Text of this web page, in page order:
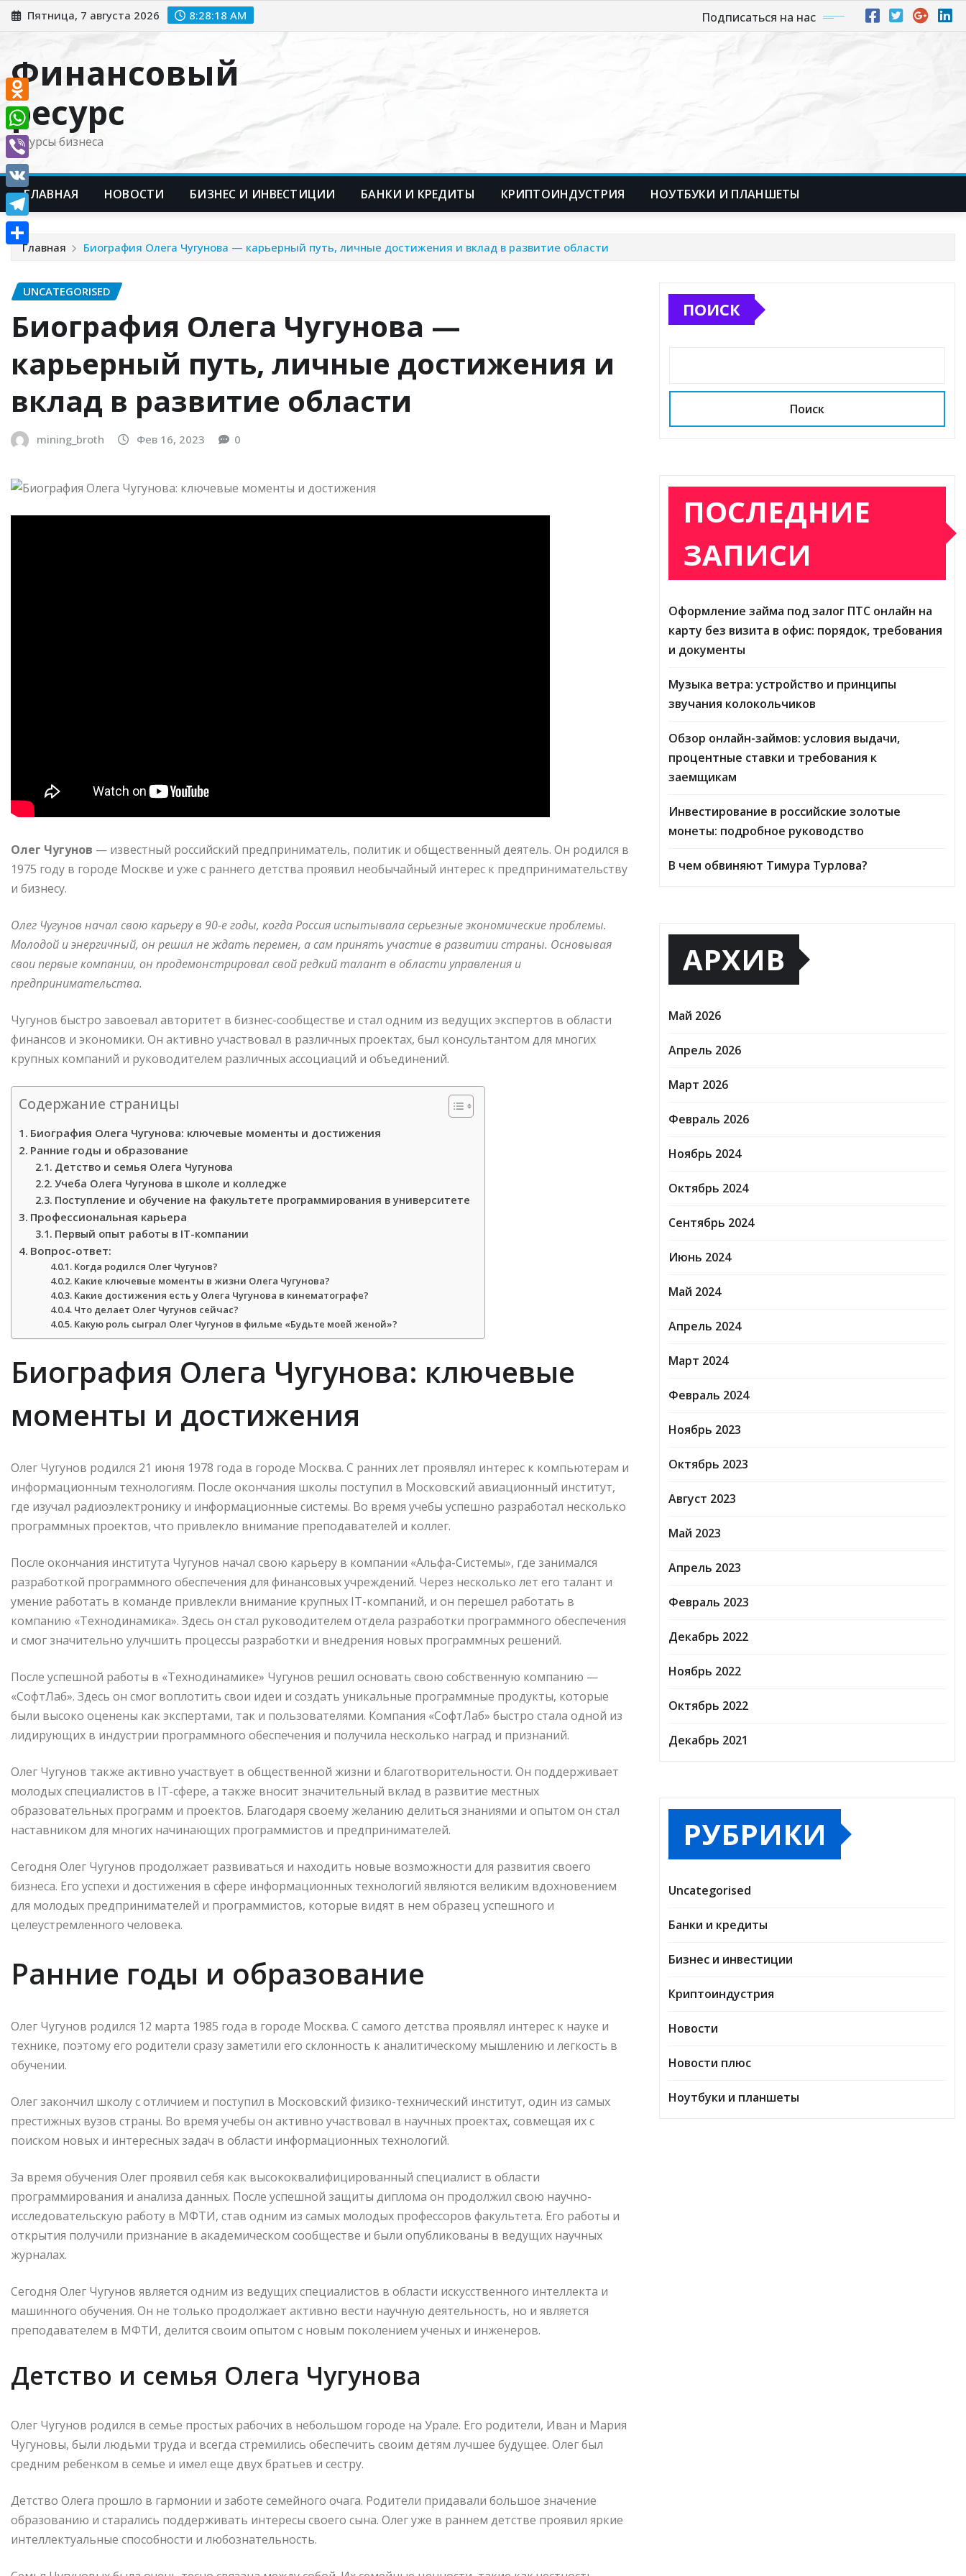
Перейти
к
Пятница, 7 августа 2026 8:28:19 AM Подписаться на нас
Финансовый
ресурс
Ресурсы бизнеса
ГЛАВНАЯ НОВОСТИ БИЗНЕС И ИНВЕСТИЦИИ БАНКИ И КРЕДИТЫ КРИПТОИНДУСТРИЯ НОУТБУКИ И ПЛАНШЕТЫ
Главная Биография Олега Чугунова — карьерный путь, личные достижения и вклад в развитие области
UNCATEGORISED
Биография Олега Чугунова —
карьерный путь, личные достижения и
вклад в развитие области
mining_broth Фев 16, 2023 0
Олег Чугунов — известный российский предприниматель, политик и общественный деятель. Он родился в
1975 году в городе Москве и уже с раннего детства проявил необычайный интерес к предпринимательству
и бизнесу.
Олег Чугунов начал свою карьеру в 90-е годы, когда Россия испытывала серьезные экономические проблемы.
Молодой и энергичный, он решил не ждать перемен, а сам принять участие в развитии страны. Основывая
свои первые компании, он продемонстрировал свой редкий талант в области управления и
предпринимательства.
Чугунов быстро завоевал авторитет в бизнес-сообществе и стал одним из ведущих экспертов в области
финансов и экономики. Он активно участвовал в различных проектах, был консультантом для многих
крупных компаний и руководителем различных ассоциаций и объединений.
Содержание страницы
Биография Олега Чугунова: ключевые моменты и достижения
Ранние годы и образование
Детство и семья Олега Чугунова
Учеба Олега Чугунова в школе и колледже
Поступление и обучение на факультете программирования в университете
Профессиональная карьера
Первый опыт работы в IT-компании
Вопрос-ответ:
Когда родился Олег Чугунов?
Какие ключевые моменты в жизни Олега Чугунова?
Какие достижения есть у Олега Чугунова в кинематографе?
Что делает Олег Чугунов сейчас?
Какую роль сыграл Олег Чугунов в фильме «Будьте моей женой»?
Биография Олега Чугунова: ключевые
моменты и достижения
Олег Чугунов родился 21 июня 1978 года в городе Москва. С ранних лет проявлял интерес к компьютерам и
информационным технологиям. После окончания школы поступил в Московский авиационный институт,
где изучал радиоэлектронику и информационные системы. Во время учебы успешно разработал несколько
программных проектов, что привлекло внимание преподавателей и коллег.
После окончания института Чугунов начал свою карьеру в компании «Альфа-Системы», где занимался
разработкой программного обеспечения для финансовых учреждений. Через несколько лет его талант и
умение работать в команде привлекли внимание крупных IT-компаний, и он перешел работать в
компанию «Технодинамика». Здесь он стал руководителем отдела разработки программного обеспечения
и смог значительно улучшить процессы разработки и внедрения новых программных решений.
После успешной работы в «Технодинамике» Чугунов решил основать свою собственную компанию —
«СофтЛаб». Здесь он смог воплотить свои идеи и создать уникальные программные продукты, которые
были высоко оценены как экспертами, так и пользователями. Компания «СофтЛаб» быстро стала одной из
лидирующих в индустрии программного обеспечения и получила несколько наград и признаний.
Олег Чугунов также активно участвует в общественной жизни и благотворительности. Он поддерживает
молодых специалистов в IT-сфере, а также вносит значительный вклад в развитие местных
образовательных программ и проектов. Благодаря своему желанию делиться знаниями и опытом он стал
наставником для многих начинающих программистов и предпринимателей.
Сегодня Олег Чугунов продолжает развиваться и находить новые возможности для развития своего
бизнеса. Его успехи и достижения в сфере информационных технологий являются великим вдохновением
для молодых предпринимателей и программистов, которые видят в нем образец успешного и
целеустремленного человека.
Ранние годы и образование
Олег Чугунов родился 12 марта 1985 года в городе Москва. С самого детства проявлял интерес к науке и
технике, поэтому его родители сразу заметили его склонность к аналитическому мышлению и легкость в
обучении.
Олег закончил школу с отличием и поступил в Московский физико-технический институт, один из самых
престижных вузов страны. Во время учебы он активно участвовал в научных проектах, совмещая их с
поиском новых и интересных задач в области информационных технологий.
За время обучения Олег проявил себя как высококвалифицированный специалист в области
программирования и анализа данных. После успешной защиты диплома он продолжил свою научно-
исследовательскую работу в МФТИ, став одним из самых молодых профессоров факультета. Его работы и
открытия получили признание в академическом сообществе и были опубликованы в ведущих научных
журналах.
Сегодня Олег Чугунов является одним из ведущих специалистов в области искусственного интеллекта и
машинного обучения. Он не только продолжает активно вести научную деятельность, но и является
преподавателем в МФТИ, делится своим опытом с новым поколением ученых и инженеров.
Детство и семья Олега Чугунова
Олег Чугунов родился в семье простых рабочих в небольшом городе на Урале. Его родители, Иван и Мария
Чугуновы, были людьми труда и всегда стремились обеспечить своим детям лучшее будущее. Олег был
средним ребенком в семье и имел еще двух братьев и сестру.
Детство Олега прошло в гармонии и заботе семейного очага. Родители придавали большое значение
образованию и старались поддерживать интересы своего сына. Олег уже в раннем детстве проявил яркие
интеллектуальные способности и любознательность.
ПОИСК
Поиск
ПОСЛЕДНИЕ
ЗАПИСИ
Оформление займа под залог ПТС онлайн на
карту без визита в офис: порядок, требования
и документы
Музыка ветра: устройство и принципы
звучания колокольчиков
Обзор онлайн-займов: условия выдачи,
процентные ставки и требования к
заемщикам
Инвестирование в российские золотые
монеты: подробное руководство
В чем обвиняют Тимура Турлова?
АРХИВ
Май 2026
Апрель 2026
Март 2026
Февраль 2026
Ноябрь 2024
Октябрь 2024
Сентябрь 2024
Июнь 2024
Май 2024
Апрель 2024
Март 2024
Февраль 2024
Ноябрь 2023
Октябрь 2023
Август 2023
Май 2023
Апрель 2023
Февраль 2023
Декабрь 2022
Ноябрь 2022
Октябрь 2022
Декабрь 2021
РУБРИКИ
Uncategorised
Банки и кредиты
Бизнес и инвестиции
Криптоиндустрия
Новости
Новости плюс
Ноутбуки и планшеты
Odnoklassniki
WhatsApp
Viber
VK
Telegram
Отправить